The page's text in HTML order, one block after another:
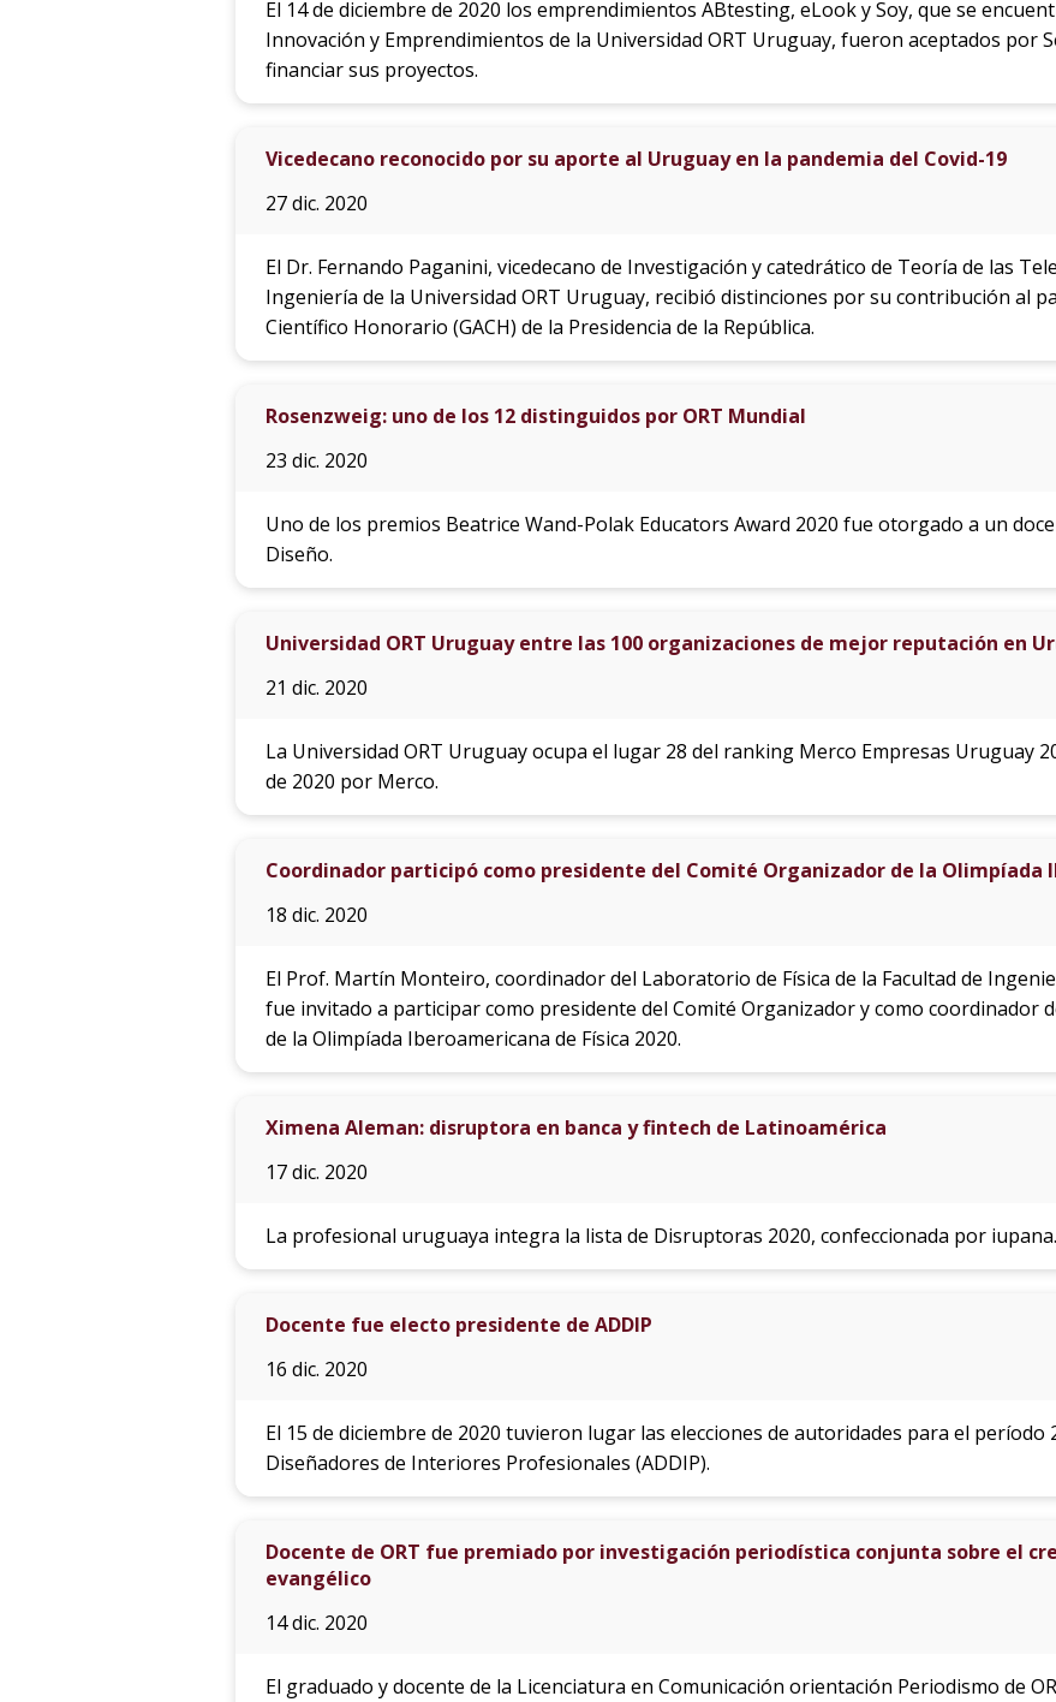
El 14 de diciembre de 2020 los emprendimientos ABtesting, eLook y Soy, que se
Innovación y Emprendimientos de la Universidad ORT Uruguay, fueron aceptados por
financiar sus proyectos.
Vicedecano reconocido por su aporte al Uruguay en la pandemia del Covid-19
27 dic. 2020
El Dr. Fernando Paganini, vicedecano de Investigación y catedrático de Teoría de las
Ingeniería de la Universidad ORT Uruguay, recibió distinciones por su contribución al
Científico Honorario (GACH) de la Presidencia de la República.
Rosenzweig: uno de los 12 distinguidos por ORT Mundial
23 dic. 2020
Uno de los premios Beatrice Wand-Polak Educators Award 2020 fue otorgado a un
Diseño.
Universidad ORT Uruguay entre las 100 organizaciones de mejor reputación en
21 dic. 2020
La Universidad ORT Uruguay ocupa el lugar 28 del ranking Merco Empresas Uruguay
de 2020 por Merco.
Coordinador participó como presidente del Comité Organizador de la Olimpíada
18 dic. 2020
El Prof. Martín Monteiro, coordinador del Laboratorio de Física de la Facultad de
fue invitado a participar como presidente del Comité Organizador y como coordinador
de la Olimpíada Iberoamericana de Física 2020.
Ximena Aleman: disruptora en banca y fintech de Latinoamérica
17 dic. 2020
La profesional uruguaya integra la lista de Disruptoras 2020, confeccionada por iupana.
Docente fue electo presidente de ADDIP
16 dic. 2020
El 15 de diciembre de 2020 tuvieron lugar las elecciones de autoridades para el período
Diseñadores de Interiores Profesionales (ADDIP).
Docente de ORT fue premiado por investigación periodística conjunta sobre el
evangélico
14 dic. 2020
El graduado y docente de la Licenciatura en Comunicación orientación Periodismo de